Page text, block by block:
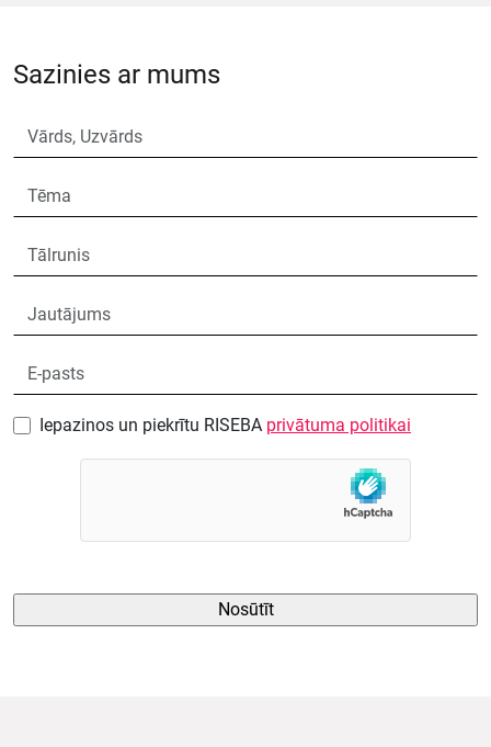
Sazinies ar mums
Iepazinos un piekrītu RISEBA privātuma politikai